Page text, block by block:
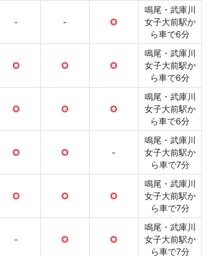
- - ○
鳴尾・武庫川
女子大前駅か
ら車で6分
○ ○ ○
鳴尾・武庫川
女子大前駅か
ら車で6分
○ ○ ○
鳴尾・武庫川
女子大前駅か
ら車で6分
○ ○ -
鳴尾・武庫川
女子大前駅か
ら車で7分
○ ○ ○
鳴尾・武庫川
女子大前駅か
ら車で7分
- ○ ○
鳴尾・武庫川
女子大前駅か
ら車で7分